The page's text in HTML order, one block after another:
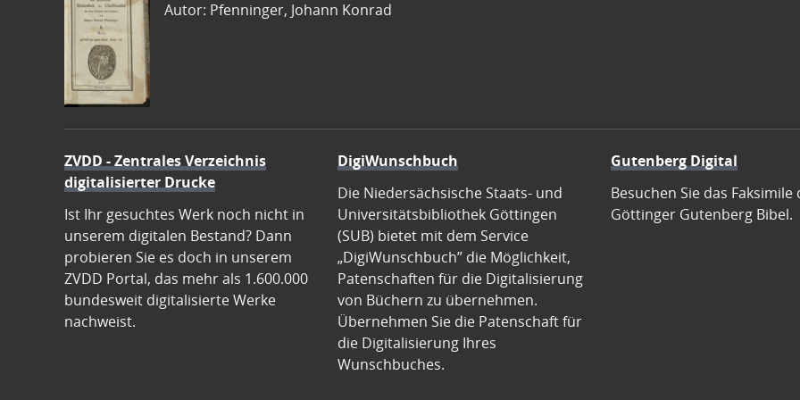
Autor: Pfenninger, Johann Konrad
ZVDD - Zentrales Verzeichnis
digitalisierter Drucke
Ist Ihr gesuchtes Werk noch nicht in
unserem digitalen Bestand? Dann
probieren Sie es doch in unserem
ZVDD Portal, das mehr als 1.600.000
bundesweit digitalisierte Werke
nachweist.
DigiWunschbuch
Die Niedersächsische Staats- und
Universitätsbibliothek Göttingen
(SUB) bietet mit dem Service
„DigiWunschbuch” die Möglichkeit,
Patenschaften für die Digitalisierung
von Büchern zu übernehmen.
Übernehmen Sie die Patenschaft für
die Digitalisierung Ihres
Wunschbuches.
Gutenberg Digital
Besuchen Sie das Faksimile
Göttinger Gutenberg Bibel.